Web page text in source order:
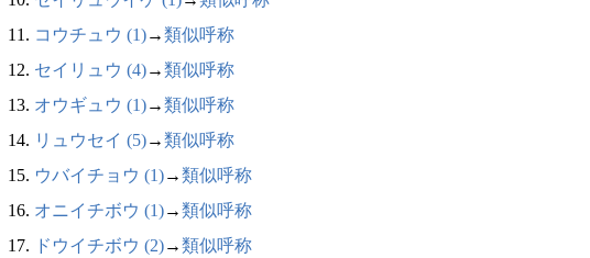
11. コウチュウ (1)→類似呼称
12. セイリュウ (4)→類似呼称
13. オウギュウ (1)→類似呼称
14. リュウセイ (5)→類似呼称
15. ウバイチョウ (1)→類似呼称
16. オニイチボウ (1)→類似呼称
17. ドウイチボウ (2)→類似呼称